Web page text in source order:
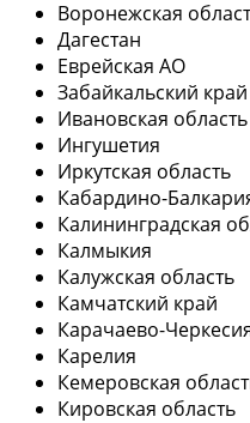
Воронежская
Дагестан
Еврейская АО
Забайкальский край
Ивановская область
Ингушетия
Иркутская область
Кабардино-
Калининградская
Калмыкия
Калужская область
Камчатский край
Карачаево-
Карелия
Кемеровская
Кировская область